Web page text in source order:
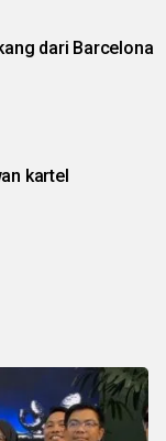
dari Barcelona
kartel